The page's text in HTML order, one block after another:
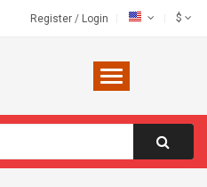
Register / Login $